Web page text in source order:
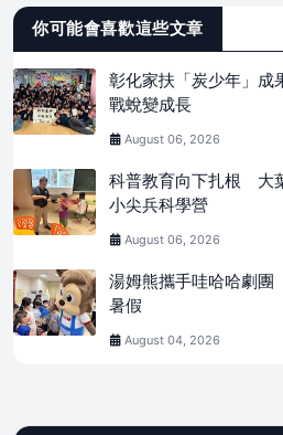
你可能會喜歡這些文章
彰化家扶「炭少年」
戰蛻變成長
August 06, 2026
科普教育向下扎根 大
小尖兵科學營
August 06, 2026
湯姆熊攜手哇哈哈劇
暑假
August 04, 2026